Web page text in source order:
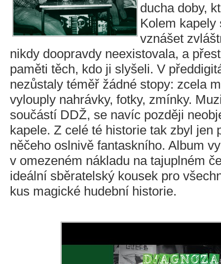
ducha doby,
Kolem kapely
vznášet
nikdy doopravdy neexistovala, a
paměti těch, kdo ji slyšeli. V
nezůstaly téměř žádné stopy: zcela
vylouply nahrávky, fotky, zmínky.
součástí DDŽ, se navíc později
kapele. Z celé té historie tak zbyl jen
něčeho oslnivě fantaskního. Album
v omezeném nákladu na tajuplném
ideální sběratelský kousek pro
kus magické hudební historie.